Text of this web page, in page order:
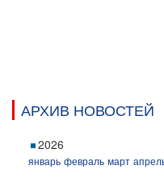
АРХИВ НОВОСТЕЙ
2026
январь февраль март